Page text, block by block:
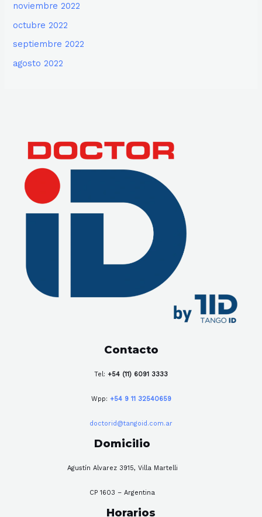
noviembre 2022
octubre 2022
septiembre 2022
agosto 2022
Contacto
Tel: +54 (11) 6091 3333
Wpp: +54 9 11 32540659
doctorid@tangoid.com.ar
Domicilio
Agustín Alvarez 3915, Villa Martelli
CP 1603 – Argentina
Horarios